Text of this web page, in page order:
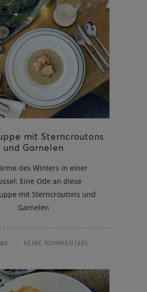
mit Sterncroutons
und Garnelen
des Winters in einer
Eine Ode an diese
mit Sterncroutons und
Garnelen
KEINE KOMMENTARE